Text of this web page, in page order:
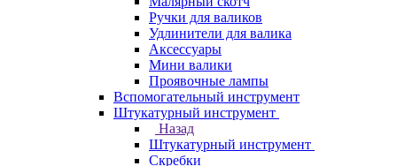
Ручки для валиков
Удлинители для валика
Аксессуары
Мини валики
Проявочные лампы
Вспомогательный инструмент
Штукатурный инструмент
Назад
Штукатурный инструмент
Скребки